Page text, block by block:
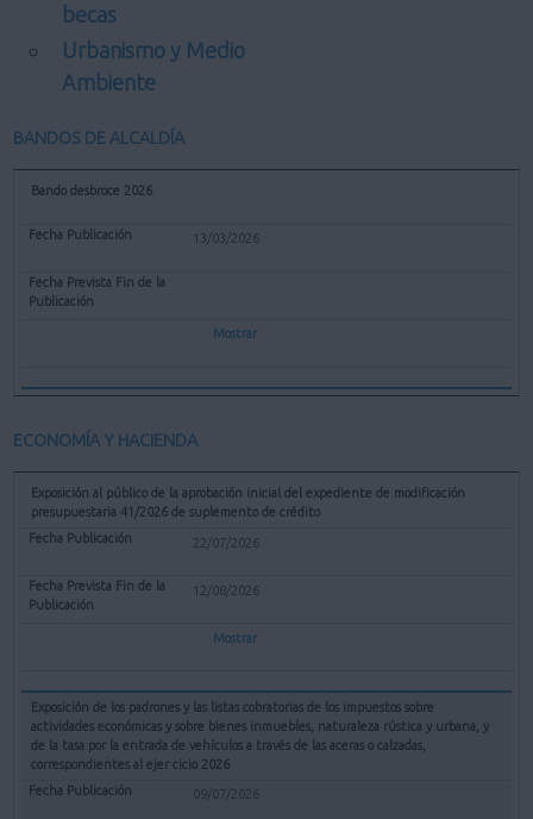
becas
Urbanismo y Medio
Ambiente
BANDOS DE ALCALDÍA
Bando desbroce 2026
13/03/2026
Mostrar
ECONOMÍA Y HACIENDA
Exposición al público de la aprobación inicial del expediente de modificación
presupuestaria 41/2026 de suplemento de crédito
22/07/2026
12/08/2026
Mostrar
Exposición de los padrones y las listas cobratorias de los impuestos sobre
actividades económicas y sobre bienes inmuebles, naturaleza rústica y urbana, y
de la tasa por la entrada de vehículos a través de las aceras o calzadas,
correspondientes al ejer cicio 2026
09/07/2026